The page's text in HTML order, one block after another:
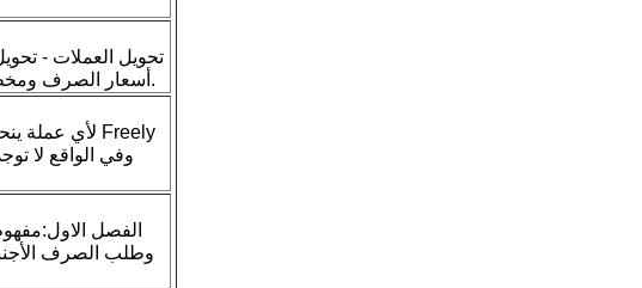
تحويل العملات -
أسعار الصرف ومخططات الأسعار لجميع العملات العالمية. 173 العملات في الوقت الحقيقي البيانات.
الفصل
وطلب الصرف